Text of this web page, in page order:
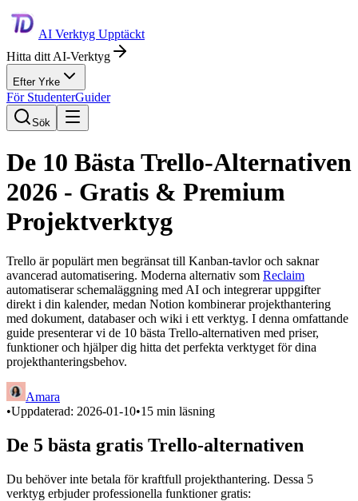
AI Verktyg Upptäckt
Hitta ditt AI-Verktyg
Efter Yrke
För StudenterGuider
Sök
De 10 Bästa Trello-Alternativen
2026 - Gratis & Premium
Projektverktyg
Trello är populärt men begränsat till Kanban-tavlor och saknar
avancerad automatisering. Moderna alternativ som Reclaim
automatiserar schemaläggning med AI och integrerar uppgifter
direkt i din kalender, medan Notion kombinerar projekthantering
med dokument, databaser och wiki i ett verktyg. I denna omfattande
guide presenterar vi de 10 bästa Trello-alternativen med priser,
funktioner och hjälper dig hitta det perfekta verktyget för dina
projekthanteringsbehov.
Amara
•Uppdaterad: 2026-01-10•15 min läsning
De 5 bästa gratis Trello-alternativen
Du behöver inte betala för kraftfull projekthantering. Dessa 5
verktyg erbjuder professionella funktioner gratis: